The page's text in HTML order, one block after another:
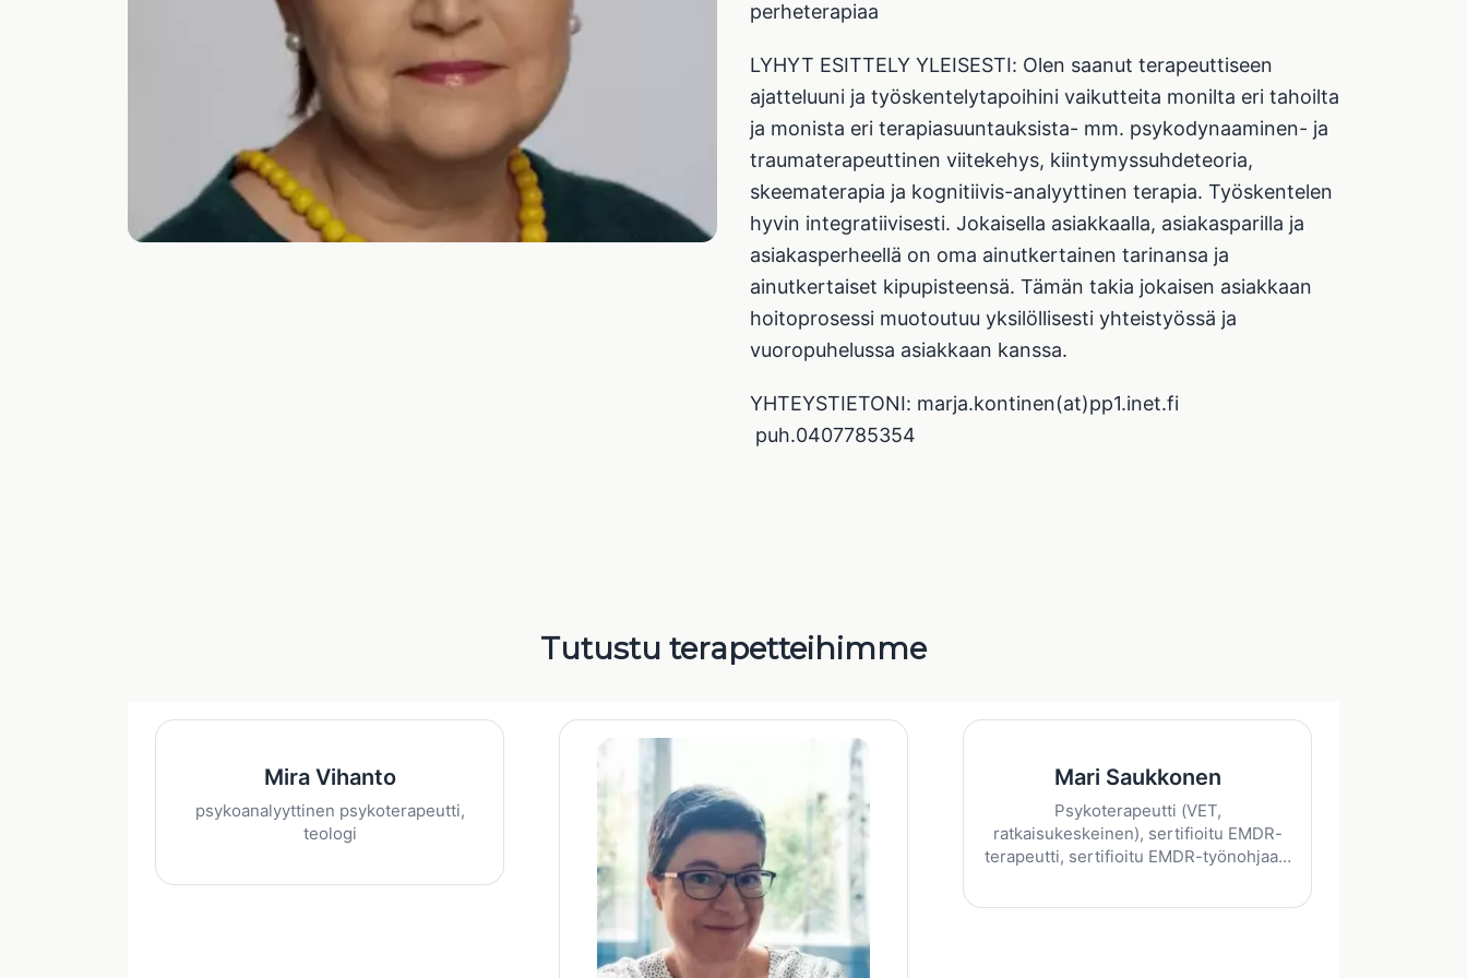
perheterapiaa
LYHYT ESITTELY YLEISESTI: Olen saanut terapeuttiseen
ajatteluuni ja työskentelytapoihini vaikutteita monilta eri tahoilta
ja monista eri terapiasuuntauksista- mm. psykodynaaminen- ja
traumaterapeuttinen viitekehys, kiintymyssuhdeteoria,
skeematerapia ja kognitiivis-analyyttinen terapia. Työskentelen
hyvin integratiivisesti. Jokaisella asiakkaalla, asiakasparilla ja
asiakasperheellä on oma ainutkertainen tarinansa ja
ainutkertaiset kipupisteensä. Tämän takia jokaisen asiakkaan
hoitoprosessi muotoutuu yksilöllisesti yhteistyössä ja
vuoropuhelussa asiakkaan kanssa.
YHTEYSTIETONI: marja.kontinen(at)pp1.inet.fi
puh.0407785354
Tutustu terapetteihimme
Mira Vihanto
psykoanalyyttinen psykoterapeutti,
teologi
Mari Saukkonen
Psykoterapeutti (VET,
ratkaisukeskeinen), sertifioitu EMDR-
terapeutti, sertifioitu EMDR-työnohjaaja
sensomotorinen psykoterapiakoulutus